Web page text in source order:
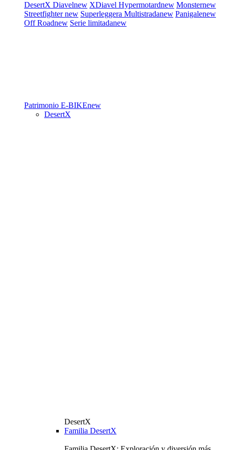
DesertX Diavelnew XDiavel Hypermotardnew Monsternew
Streetfighternew Superleggera Multistradanew Panigalenew
Off Roadnew Serie limitadanew
Patrimonio E-BIKEnew
DesertX
DesertX
Familia DesertX